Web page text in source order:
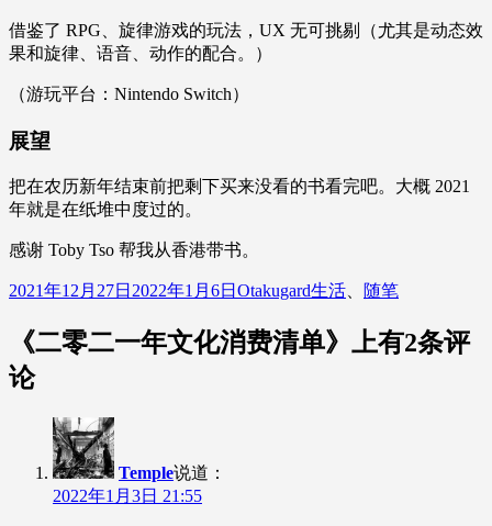
借鉴了 RPG、旋律游戏的玩法，UX 无可挑剔（尤其是动态效
果和旋律、语音、动作的配合。）
（游玩平台：Nintendo Switch）
展望
把在农历新年结束前把剩下买来没看的书看完吧。大概 2021
年就是在纸堆中度过的。
感谢 Toby Tso 帮我从香港带书。
发
于
2021年12月27日 2022年1月6日 作
Otakugard分
生活 随笔
《二零二一年文化消费清单》上有2条评
论
Temple说道：
2022年1月3日 21:55